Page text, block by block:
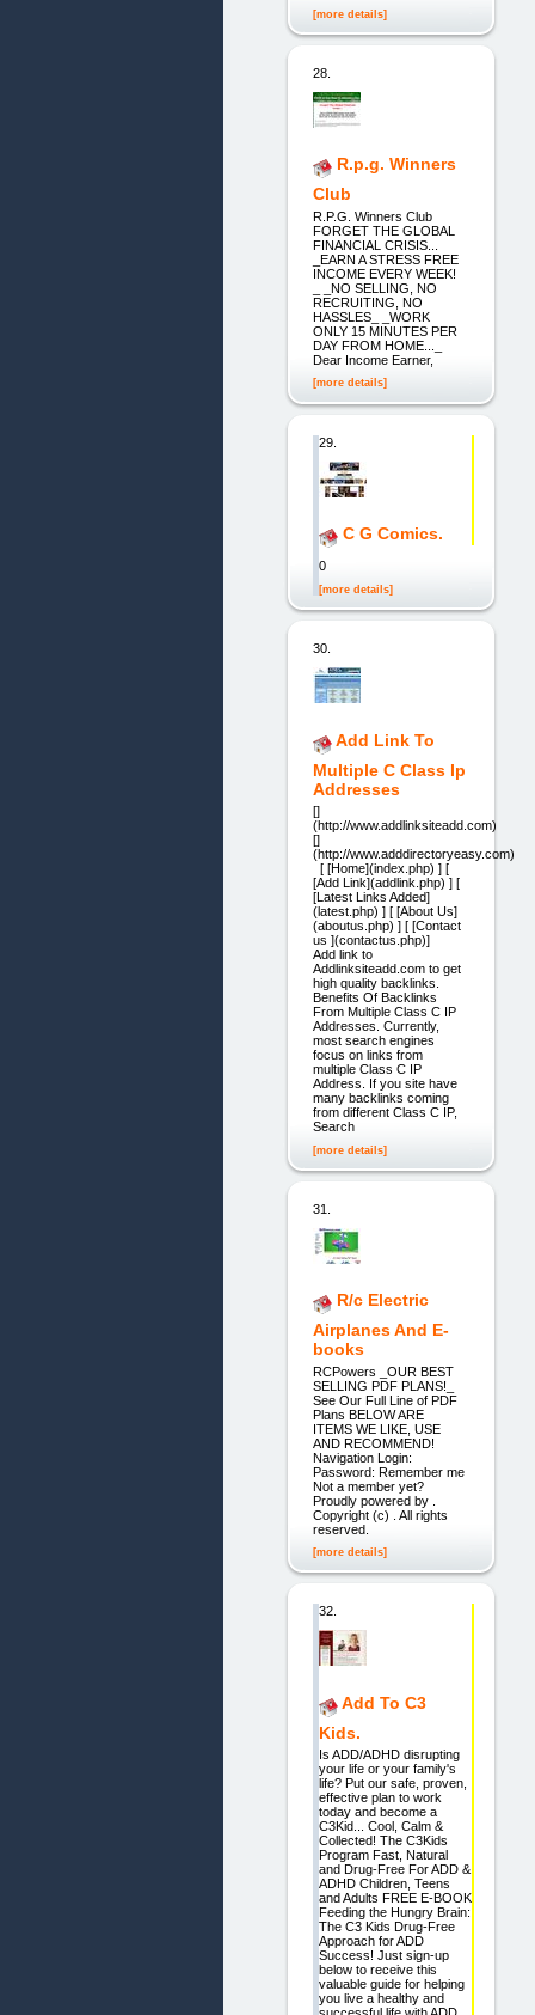
[more details]
28.
R.p.g. Winners
Club
R.P.G. Winners Club
FORGET THE GLOBAL
FINANCIAL CRISIS...
_EARN A STRESS FREE
INCOME EVERY WEEK!
_ _NO SELLING, NO
RECRUITING, NO
HASSLES_ _WORK
ONLY 15 MINUTES PER
DAY FROM HOME..._
Dear Income Earner,
[more details]
29.
C G Comics.
0
[more details]
30.
Add Link To
Multiple C Class Ip
Addresses
[]
(http://www.addlinksiteadd.com)
[]
(http://www.adddirectoryeasy.com)
[ [Home](index.php) ] [
[Add Link](addlink.php) ] [
[Latest Links Added]
(latest.php) ] [ [About Us]
(aboutus.php) ] [ [Contact
us ](contactus.php)]
Add link to
Addlinksiteadd.com to get
high quality backlinks.
Benefits Of Backlinks
From Multiple Class C IP
Addresses. Currently,
most search engines
focus on links from
multiple Class C IP
Address. If you site have
many backlinks coming
from different Class C IP,
Search
[more details]
31.
R/c Electric
Airplanes And E-
books
RCPowers _OUR BEST
SELLING PDF PLANS!_
See Our Full Line of PDF
Plans BELOW ARE
ITEMS WE LIKE, USE
AND RECOMMEND!
Navigation Login:
Password: Remember me
Not a member yet?
Proudly powered by .
Copyright (c) . All rights
reserved.
[more details]
32.
Add To C3
Kids.
Is ADD/ADHD disrupting
your life or your family's
life? Put our safe, proven,
effective plan to work
today and become a
C3Kid... Cool, Calm &
Collected! The C3Kids
Program Fast, Natural
and Drug-Free For ADD &
ADHD Children, Teens
and Adults FREE E-BOOK
Feeding the Hungry Brain:
The C3 Kids Drug-Free
Approach for ADD
Success! Just sign-up
below to receive this
valuable guide for helping
you live a healthy and